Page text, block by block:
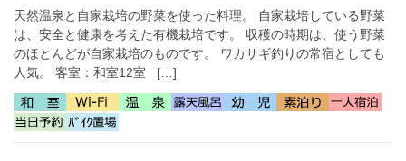
天然温泉と自家栽培の野菜を使った料理。 自家栽培している野菜
は、安全と健康を考えた有機栽培です。 収穫の時期は、使う野菜
のほとんどが自家栽培のものです。 ワカサギ釣りの常宿としても
人気。 客室：和室12室 […]